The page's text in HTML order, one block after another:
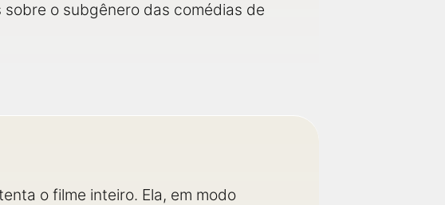
o subgênero das comédias de
o filme inteiro. Ela, em modo